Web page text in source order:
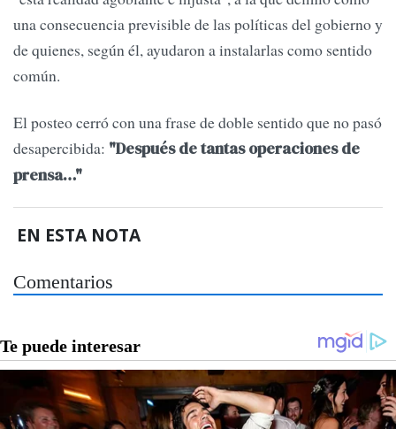
una consecuencia previsible de las políticas del gobierno y
de quienes, según él, ayudaron a instalarlas como sentido
común.
El posteo cerró con una frase de doble sentido que no pasó
desapercibida: "Después de tantas operaciones de
prensa…"
EN ESTA NOTA
Comentarios